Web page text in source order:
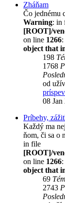
Zháňam
Čo jednému
Warning: in
[ROOT]/
on line 1266:
object that
198
1768
od
08 Jan
Príbehy,
Každý ma
ňom, či sa o
in file
[ROOT]/
on line 1266:
object that
69
2743